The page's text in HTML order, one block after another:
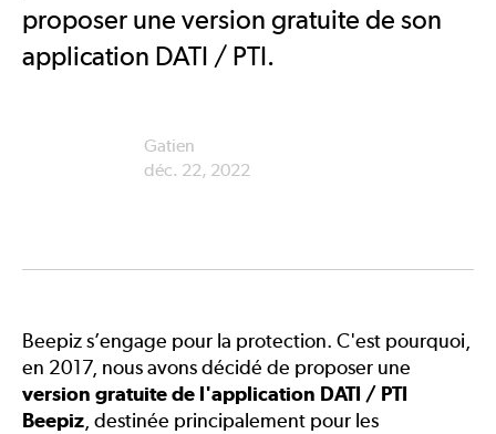
proposer une version gratuite de son
application DATI / PTI.
Gatien
déc. 22, 2022
Beepiz s’engage pour la protection. C'est pourquoi,
en 2017, nous avons décidé de proposer une
version gratuite de l'application DATI / PTI
Beepiz , destinée principalement pour les